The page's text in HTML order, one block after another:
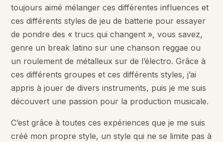
toujours aimé mélanger ces différentes influences et
ces différents styles de jeu de batterie pour essayer
de pondre des « trucs qui changent », vous savez,
genre un break latino sur une chanson reggae ou
un roulement de métalleux sur de l’électro. Grâce à
ces différents groupes et ces différents styles, j’ai
appris à jouer de divers instruments, puis je me suis
découvert une passion pour la production musicale.
C’est grâce à toutes ces expériences que je me suis
créé mon propre style, un style qui ne se limite pas à